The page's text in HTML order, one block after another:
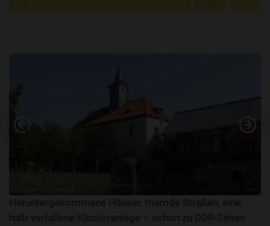
Klosterkirche heute
Vorheriges
Heruntergekommene Häuser, marode Straßen, eine
halb verfallene Klosteranlage – schon zu DDR-Zeiten